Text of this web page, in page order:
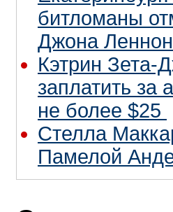
битломаны
Джона
Кэтрин Зета-
заплатить за
не более $25
Стелла
Памелой